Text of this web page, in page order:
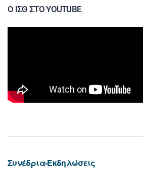
Ο ΙΣΘ ΣΤΟ YOUTUBE
Συνέδρια-Εκδηλώσεις